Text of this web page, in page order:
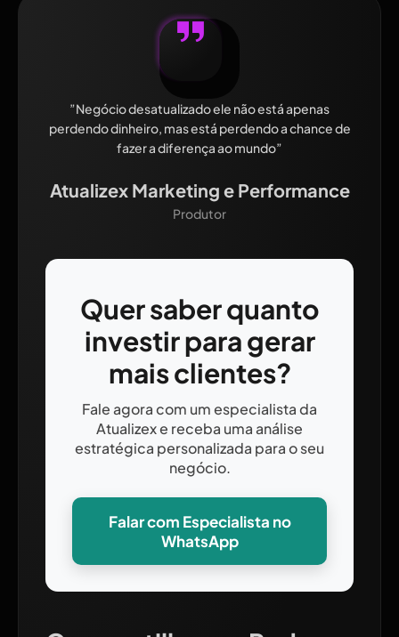
”Negócio desatualizado ele não está apenas
perdendo dinheiro, mas está perdendo a chance de
fazer a diferença ao mundo”
Atualizex Marketing e Performance
Produtor
Quer saber quanto
investir para gerar
mais clientes?
Fale agora com um especialista da
Atualizex e receba uma análise
estratégica personalizada para o seu
negócio.
Falar com Especialista no
WhatsApp